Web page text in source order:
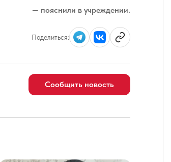
— пояснили в учреждении.
Поделиться:
Сообщить новость